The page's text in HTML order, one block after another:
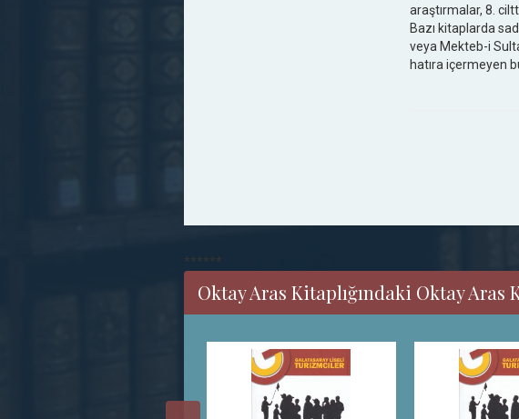
araştırmalar, 8.
Bazı kitaplarda
veya Mekteb-i
hatıra içermeyen
******
Oktay Aras Kitaplığındaki Oktay Aras